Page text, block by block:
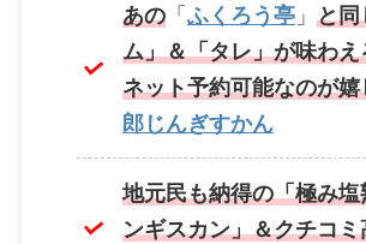
あの 「 ふくろう亭 」 と同
ム」＆「タレ」が味わ
ネット予約可能なのが嬉
郎じんぎすかん
地元民も納得の「極み
ンギスカン」＆クチコ